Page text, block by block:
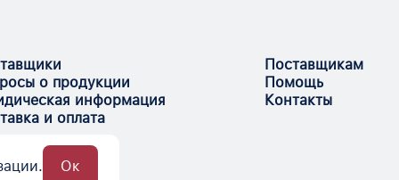
о продукции
информация
и оплата
Поставщикам
Помощь
Контакты
Ок